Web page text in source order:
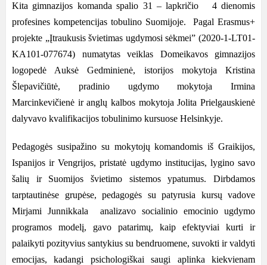
Kita gimnazijos komanda spalio 31 – lapkričio 4 dienomis
profesines kompetencijas tobulino Suomijoje. Pagal Erasmus+
projekte „Įtraukusis švietimas ugdymosi sėkmei” (2020-1-LT01-
KA101-077674) numatytas veiklas Domeikavos gimnazijos
logopedė Auksė Gedminienė, istorijos mokytoja Kristina
Šlepavičiūtė, pradinio ugdymo mokytoja Irmina
Marcinkevičienė ir anglų kalbos mokytoja Jolita Prielgauskienė
dalyvavo kvalifikacijos tobulinimo kursuose Helsinkyje.
Pedagogės susipažino su mokytojų komandomis iš Graikijos,
Ispanijos ir Vengrijos, pristatė ugdymo institucijas, lygino savo
šalių ir Suomijos švietimo sistemos ypatumus. Dirbdamos
tarptautinėse grupėse, pedagogės su patyrusia kursų vadove
Mirjami Junnikkala analizavo socialinio emocinio ugdymo
programos modelį, gavo patarimų, kaip efektyviai kurti ir
palaikyti pozityvius santykius su bendruomene, suvokti ir valdyti
emocijas, kadangi psichologiškai saugi aplinka kiekvienam